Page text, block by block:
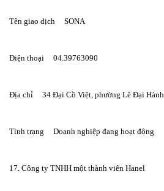
Tên giao dịch     SONA
Điện thoại     04.39763090
Địa chỉ     34 Đại Cồ Việt, phường Lê Đại
Tình trạng     Doanh nghiệp đang hoạt động
17. Công ty TNHH một thành viên Hanel